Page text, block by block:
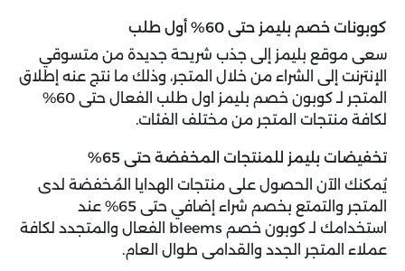
كوبونات خصم بليمز حتى 60% أول طلب
سعى موقع بليمز إلى جذب شريحة جديدة من متسوقي
الإنترنت إلى الشراء من خلال المتجر، وذلك ما نتج عنه إطلاق
المتجر لـ كوبون خصم بليمز اول طلب الفعال حتى 60%
لكافة منتجات المتجر من مختلف الفئات.
تخفيضات بليمز للمنتجات المخفضة حتى 65%
يُمكنك الآن الحصول على منتجات الهدايا المُخفضة لدى
المتجر والتمتع بخصم شراء إضافي حتى 65% عند
استخدامك لـ كوبون خصم bleems الفعال والمتجدد لكافة
عملاء المتجر الجدد والقدامى طوال العام.